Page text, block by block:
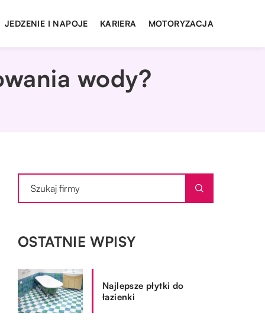
JEDZENIE I NAPOJE KARIERA MOTORYZACJA
wody?
OSTATNIE WPISY
Najlepsze płytki do
łazienki